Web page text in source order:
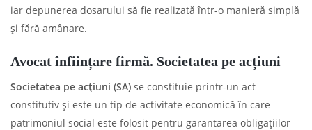
iar depunerea dosarului să fie realizată într-o manieră simplă
și fără amânare.
Avocat înființare firmă. Societatea pe acțiuni
Societatea pe acțiuni (SA) se constituie printr-un act
constitutiv și este un tip de activitate economică în care
patrimoniul social este folosit pentru garantarea obligațiilor